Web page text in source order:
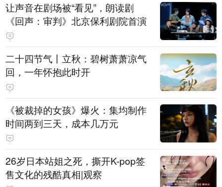
让声音在剧场被“看见”，朗读剧
《回声：审判》北京保利剧院首演
二十四节气丨立秋：碧树萧萧凉气
回，一年怀抱此时开
《被裁掉的女孩》爆火：集均制作
时间两到三天，成本几万元
​26岁日本站姐之死，撕开K-pop签
售文化的残酷真相|观察